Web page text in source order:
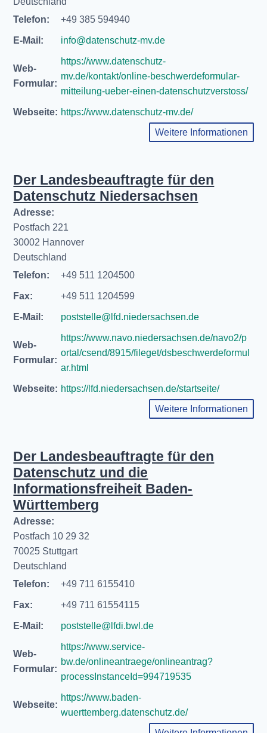
Telefon:
+49 385 594940
E-Mail: info@datenschutz-mv.de
Web-
Formular:
https://www.datenschutz-
mv.de/kontakt/online-beschwerdeformular-
mitteilung-ueber-einen-datenschutzverstoss/
Webseite: https://www.datenschutz-mv.de/
Weitere Informationen
Der Landesbeauftragte für den
Datenschutz Niedersachsen
Adresse:
Postfach 221
30002 Hannover
Deutschland
Telefon:
+49 511 1204500
Fax: +49 511 1204599
E-Mail: poststelle@lfd.niedersachsen.de
Web-
Formular:
https://www.navo.niedersachsen.de/navo2/p
ortal/csend/8915/fileget/dsbeschwerdeformul
ar.html
Webseite: https://lfd.niedersachsen.de/startseite/
Weitere Informationen
Der Landesbeauftragte für den
Datenschutz und die
Informationsfreiheit Baden-
Württemberg
Adresse:
Postfach 10 29 32
70025 Stuttgart
Deutschland
Telefon:
+49 711 6155410
Fax: +49 711 61554115
E-Mail: poststelle@lfdi.bwl.de
Web-
Formular:
https://www.service-
bw.de/onlineantraege/onlineantrag?
processInstanceId=994719535
Webseite:
https://www.baden-
wuerttemberg.datenschutz.de/